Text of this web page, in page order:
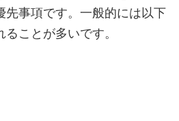
先事項です。一般的には以下
ことが多いです。